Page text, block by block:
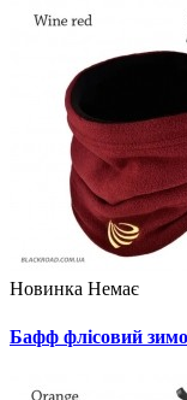
Новинка Немає
Бафф флісовий